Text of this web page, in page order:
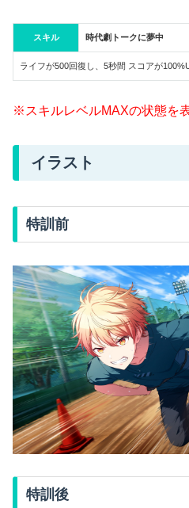
スキル 時代劇トークに夢中
ライフが500回復し、5秒間 スコアが
※スキルレベルMAXの状態を
イラスト
特訓前
特訓後